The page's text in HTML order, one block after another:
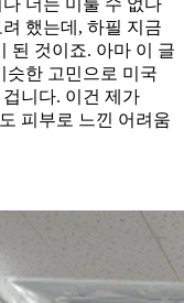
했는데, 하필 지금
된 것이죠. 아마 이 글
슷한 고민으로 미국
니다. 이건 제가
피부로 느낀 어려움